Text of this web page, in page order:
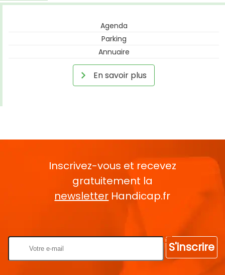
Agenda
Parking
Annuaire
En savoir plus
Inscrivez-vous et recevez
gratuitement la
newsletter Handicap.fr
S'inscrire